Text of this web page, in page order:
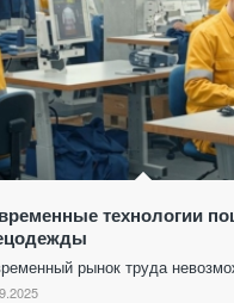
технологии
рынок труда